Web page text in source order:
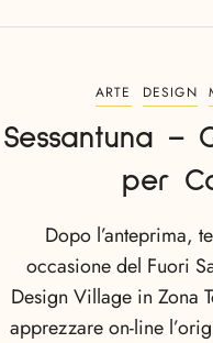
ARTE DESIGN
Sessantuna –
per
Dopo l’anteprima,
occasione del Fuori
Design Village in Zona
apprezzare on-line